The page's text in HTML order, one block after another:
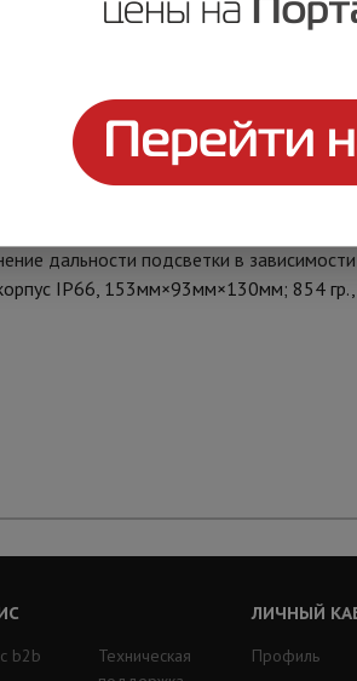
моторизированный F1.6, цв. 0.5Лк, Ч/б:
сек., наклон: 0,5°/сек - 10°/сек.,
дальности подсветки в
IР66, 153мм×93мм×130мм; 854
b2b
Техническая
ЛИЧНЫЙ
Профиль